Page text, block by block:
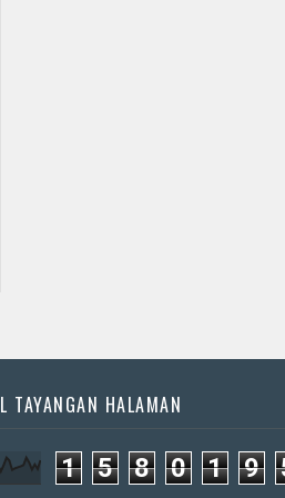
TAYANGAN HALAMAN
1 5 8 0 1 9